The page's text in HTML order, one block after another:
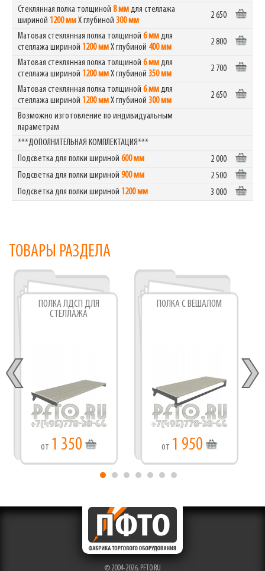
Стеклянная полка толщиной 8 ммдля стеллажа
шириной 1200 ммХ глубиной 300 мм
2 650
Матовая стеклянная полка толщиной 6 ммдля
стеллажа шириной 1200 ммХ глубиной 400 мм
2 800
Матовая стеклянная полка толщиной 6 ммдля
стеллажа шириной 1200 ммХ глубиной 350 мм
2 700
Матовая стеклянная полка толщиной 6 ммдля
стеллажа шириной 1200 ммХ глубиной 300 мм
2 650
Возможно изготовление по индивидуальным
параметрам
***ДОПОЛНИТЕЛЬНАЯ КОМПЛЕКТАЦИЯ***
Подсветка для полки шириной 600 мм
2 000
Подсветка для полки шириной 900 мм
2 500
Подсветка для полки шириной 1200 мм 3 000
ТОВАРЫ РАЗДЕЛА
ПОЛКА ЛДСП ДЛЯ
СТЕЛЛАЖА
от 1 350
ПОЛКА С ВЕШАЛОМ
от 1 950
© 2004-2026, PFTO.RU